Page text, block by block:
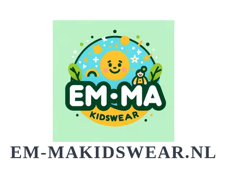
EM-MAKIDSWEAR.NL